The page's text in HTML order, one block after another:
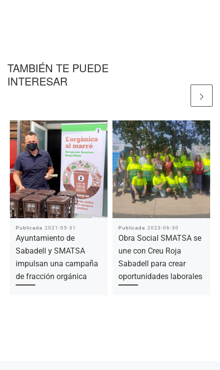
TAMBIÉN TE PUEDE
INTERESAR
Publicada 2021-05-31
Ayuntamiento de
Sabadell y SMATSA
impulsan una campaña
de fracción orgánica
Publicada 2023-06-30
Obra Social SMATSA se
une con Creu Roja
Sabadell para crear
oportunidades laborales